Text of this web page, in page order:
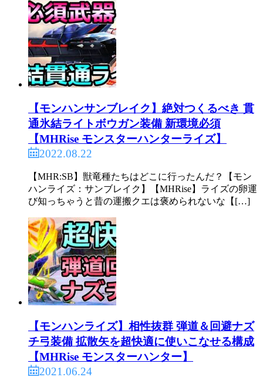
【モンハンサンブレイク】絶対つくるべき 貫
通氷結ライトボウガン装備 新環境必須
【MHRise モンスターハンターライズ】
2022.08.22
【MHR:SB】獣竜種たちはどこに行ったんだ？【モン
ハンライズ：サンブレイク】【MHRise】ライズの卵運
び知っちゃうと昔の運搬クエは褒められないな【[…]
【モンハンライズ】相性抜群 弾道＆回避ナズ
チ弓装備 拡散矢を超快適に使いこなせる構成
【MHRise モンスターハンター】
2021.06.24